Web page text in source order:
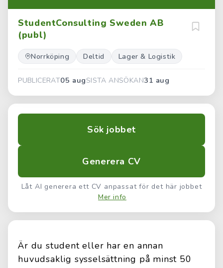
StudentConsulting Sweden AB
(publ)
Norrköping Deltid Lager & Logistik
PUBLICERAT05 augSISTA ANSÖKAN31 aug
Sök jobbet
Generera CV
Låt AI generera ett CV anpassat för det här jobbet
Mer info
Är du student eller har en annan
huvudsaklig sysselsättning på minst 50